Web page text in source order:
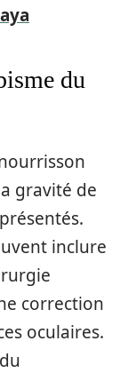
du
gravité de
inclure
correction
oculaires.